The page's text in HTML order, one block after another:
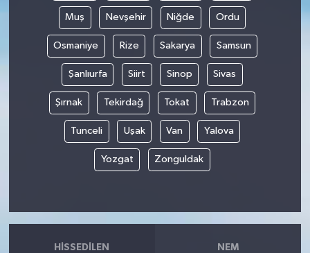
Muş Nevşehir Niğde Ordu
Osmaniye Rize Sakarya Samsun
Şanlıurfa Siirt Sinop Sivas
Şırnak Tekirdağ Tokat Trabzon
Tunceli Uşak Van Yalova
Yozgat Zonguldak
HISSEDILEN NEM